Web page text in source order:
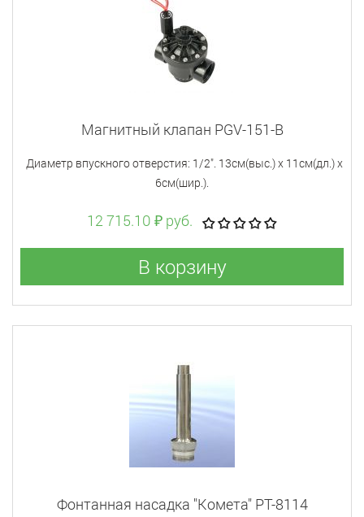
Магнитный клапан PGV-151-B
Диаметр впускного отверстия: 1/2". 13см(выс.) х 11см(дл.) х
6см(шир.).
12 715.10 ₽ руб.
В корзину
Фонтанная насадка "Комета" PT-8114